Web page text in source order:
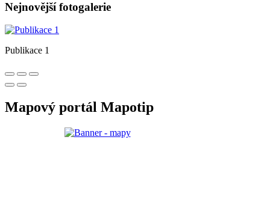
Nejnovější fotogalerie
Publikace 1
Mapový portál Mapotip